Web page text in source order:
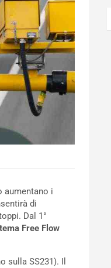
aumentano i
di
Dal 1°
Free Flow
sulla SS231). Il